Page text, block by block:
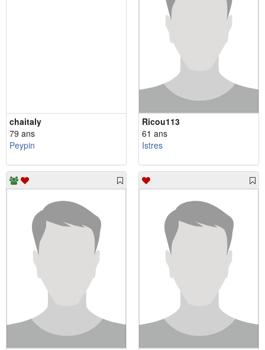
chaitaly
79 ans
Peypin
Ricou113
61 ans
Istres